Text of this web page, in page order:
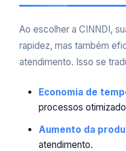
Ao escolher a CINNDI,
rapidez, mas também
atendimento. Isso se
Economia de
processos
Aumento da
atendimento.